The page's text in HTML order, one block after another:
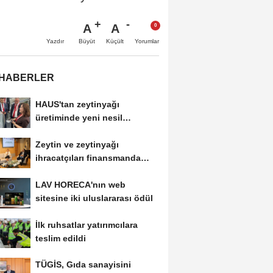
Yazdır
A
Büyüt
A
Küçült Yorumlar
HAUS'tan zeytinyağı
üretiminde yeni nesil
Zeytin ve zeytinyağı
ihracatçıları finansmanda
LAV HORECA'nın web
sitesine iki uluslararası ödül
İlk ruhsatlar yatırımcılara
teslim edildi
TÜGİS, Gıda sanayisini